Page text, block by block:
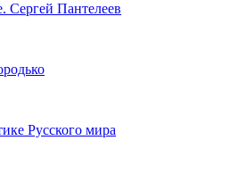
Пантелеев
Русского мира